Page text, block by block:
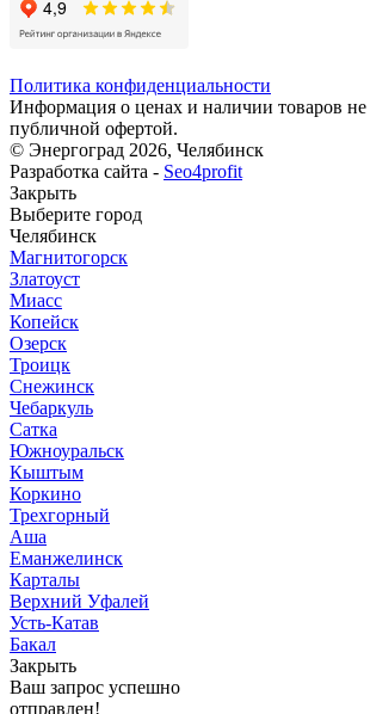
Политика конфиденциальности
Информация о ценах и наличии товаров не
публичной офертой.
© Энергоград 2026, Челябинск
Разработка сайта - Seo4profit
Закрыть
Выберите город
Челябинск
Магнитогорск
Златоуст
Миасс
Копейск
Озерск
Троицк
Снежинск
Чебаркуль
Сатка
Южноуральск
Кыштым
Коркино
Трехгорный
Аша
Еманжелинск
Карталы
Верхний Уфалей
Усть-Катав
Бакал
Закрыть
Ваш запрос успешно
отправлен!